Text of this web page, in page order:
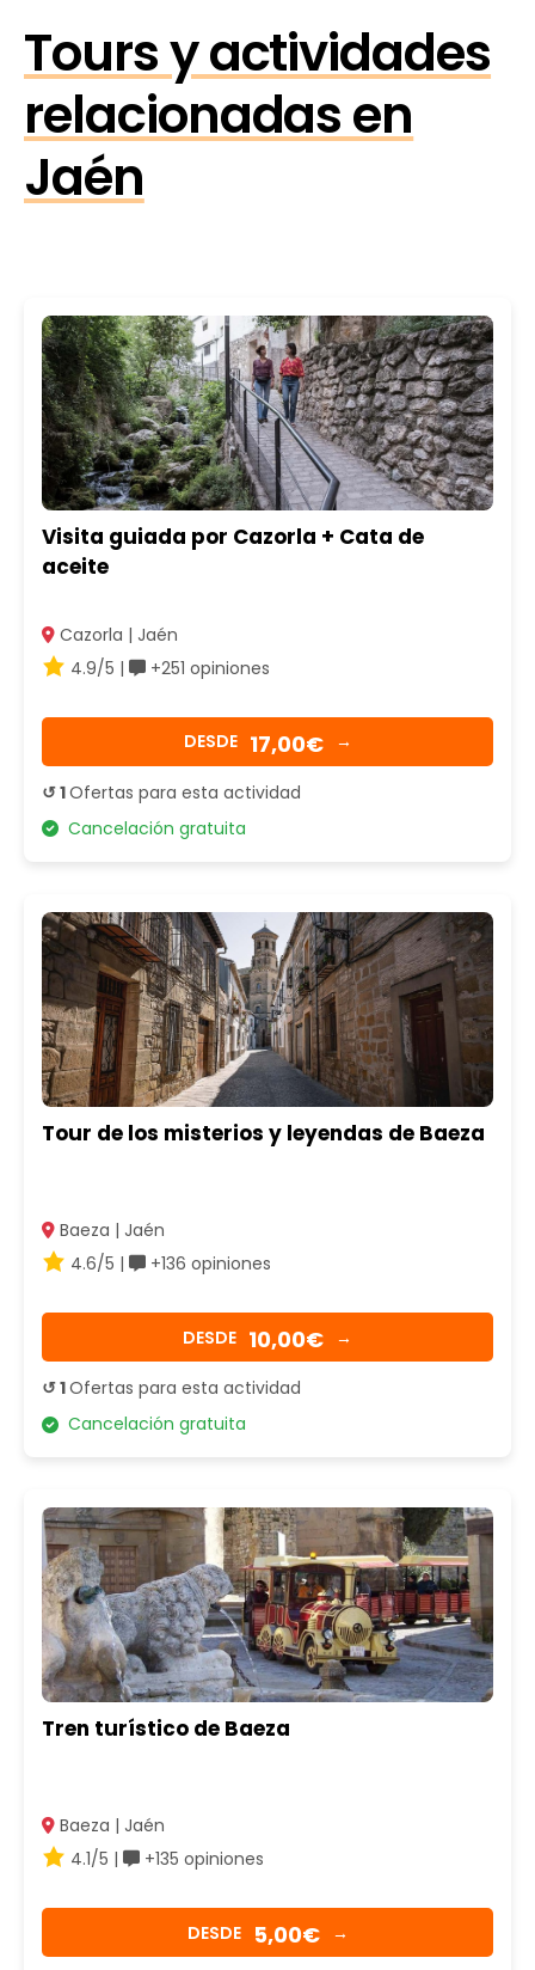
Tours y actividades
relacionadas en
Jaén
Visita guiada por Cazorla + Cata de
aceite
Cazorla | Jaén
4.9/5 |
+251 opiniones
DESDE 17,00€ →
↺ 1Ofertas para esta actividad
Cancelación gratuita
Tour de los misterios y leyendas de Baeza
Baeza | Jaén
4.6/5 |
+136 opiniones
DESDE 10,00€ →
↺ 1Ofertas para esta actividad
Cancelación gratuita
Tren turístico de Baeza
Baeza | Jaén
4.1/5 |
+135 opiniones
DESDE 5,00€ →